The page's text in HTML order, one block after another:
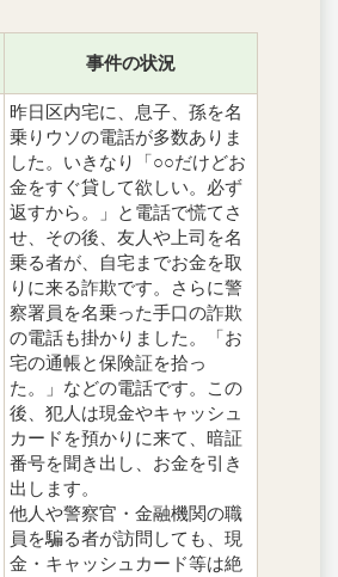
事件の状況
昨日区内宅に、息子、孫を名
乗りウソの電話が多数ありま
した。いきなり「○○だけどお
金をすぐ貸して欲しい。必ず
返すから。」と電話で慌てさ
せ、その後、友人や上司を名
乗る者が、自宅までお金を取
りに来る詐欺です。さらに警
察署員を名乗った手口の詐欺
の電話も掛かりました。「お
宅の通帳と保険証を拾っ
た。」などの電話です。この
後、犯人は現金やキャッシュ
カードを預かりに来て、暗証
番号を聞き出し、お金を引き
出します。
他人や警察官・金融機関の職
員を騙る者が訪問しても、現
金・キャッシュカード等は絶